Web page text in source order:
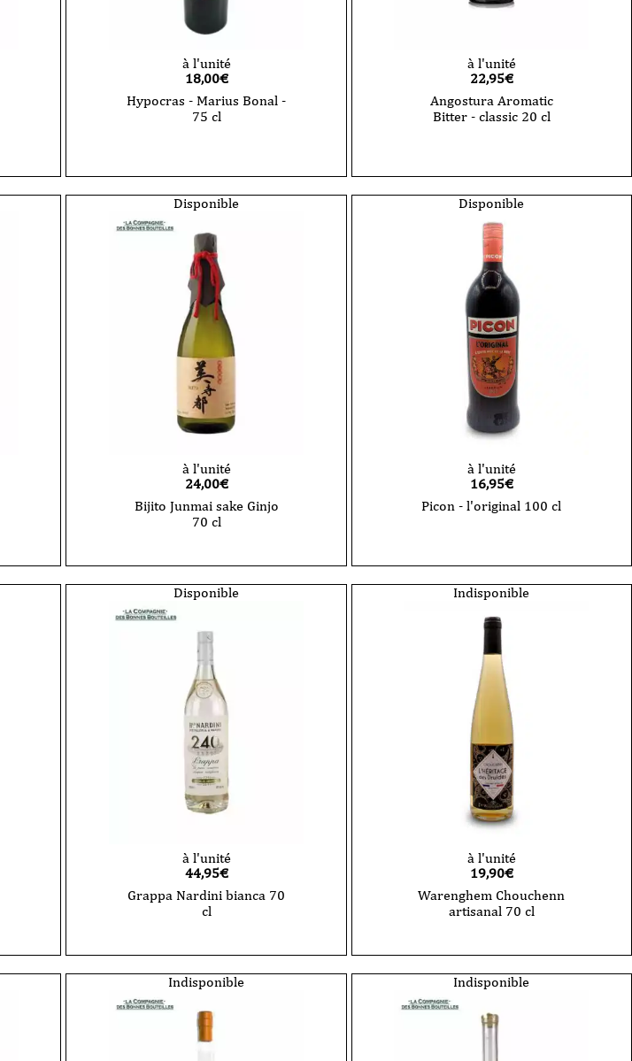
à l'unité
18,00€
Hypocras - Marius Bonal -
75 cl
à l'unité
22,95€
Angostura Aromatic
Bitter - classic 20 cl
Aromatic
Bitter
Disponible
à l'unité
24,00€
Bijito Junmai sake Ginjo
70 cl
Disponible
à l'unité
16,95€
Picon - l'original 100 cl
-
l'original
Disponible
à l'unité
44,95€
Grappa Nardini bianca 70
cl
Nardini
bianca
70
Indisponible
à l'unité
19,90€
Warenghem Chouchenn
artisanal 70 cl
Indisponible Indisponible